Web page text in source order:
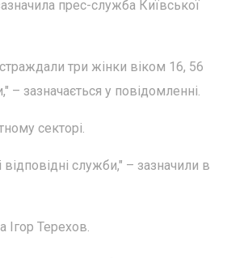
прес-служба Київської
три жінки віком 16, 56
зазначається у повідомленні.
секторі.
служби," – зазначили в
Ігор Терехов.